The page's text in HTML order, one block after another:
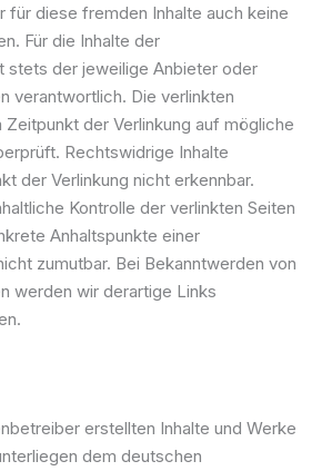
für diese fremden Inhalte auch keine
Für die Inhalte der
stets der jeweilige Anbieter oder
verantwortlich. Die verlinkten
Zeitpunkt der Verlinkung auf mögliche
Rechtswidrige Inhalte
der Verlinkung nicht erkennbar.
Kontrolle der verlinkten Seiten
Anhaltspunkte einer
zumutbar. Bei Bekanntwerden von
werden wir derartige Links
erstellten Inhalte und Werke
dem deutschen